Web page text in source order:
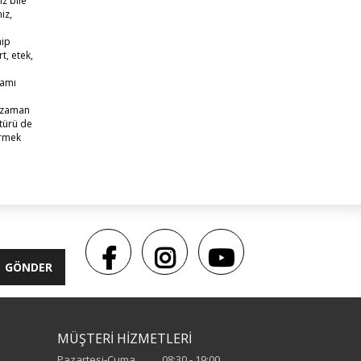
etek,
de
GÖNDER
MÜŞTERİ HİZMETLERİ